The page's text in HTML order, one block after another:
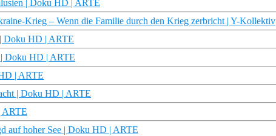
| Doku HD | ARTE
Krieg – Wenn die Familie durch den Krieg zerbricht | Y-Kollektiv
Doku HD | ARTE
Doku HD | ARTE
| ARTE
| Doku HD | ARTE
ARTE
auf hoher See | Doku HD | ARTE